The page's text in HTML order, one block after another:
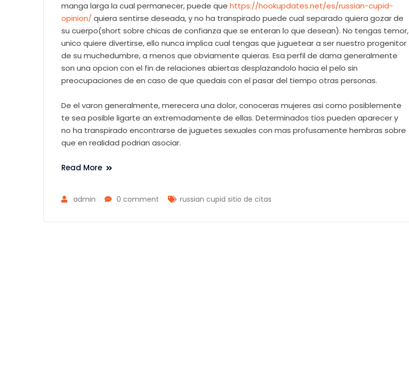
manga larga la cual permanecer, puede que https://hookupdates.net/es/russian-cupid-
opinion/ quiera sentirse deseada, y no ha transpirado puede cual separado quiera gozar de
su cuerpo(short sobre chicas de confianza que se enteran lo que desean). No tengas temor,
unico quiere divertirse, ello nunca implica cual tengas que juguetear a ser nuestro progenitor
de su muchedumbre, a menos que obviamente quieras. Esa perfil de dama generalmente
son una opcion con el fin de relaciones abiertas desplazandolo hacia el pelo sin
preocupaciones de en caso de que quedais con el pasar del tiempo otras personas.
De el varon generalmente, merecera una dolor, conoceras mujeres asi­ como posiblemente
te sea posible ligarte an extremadamente de ellas. Determinados tios pueden aparecer y
no ha transpirado encontrarse de juguetes sexuales con mas profusamente hembras sobre
que en realidad podrian asociar.
Read More
admin 0 comment russian cupid sitio de citas